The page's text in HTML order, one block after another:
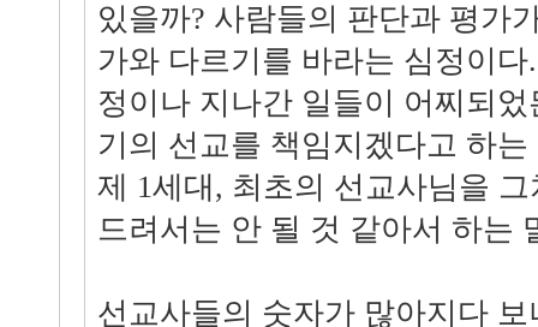
있을까? 사람들의 판단과 평가
가와 다르기를 바라는 심정이
정이나 지나간 일들이 어찌되
기의 선교를 책임지겠다고 하
제 1세대, 최초의 선교사님을
드려서는 안 될 것 같아서 하는
선교사들의 숫자가 많아지다